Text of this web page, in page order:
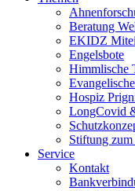
Beratung
EKIDZ
Engelsbote
Himmlische
Hospiz
LongCovid
Stiftung
Service
Kontakt